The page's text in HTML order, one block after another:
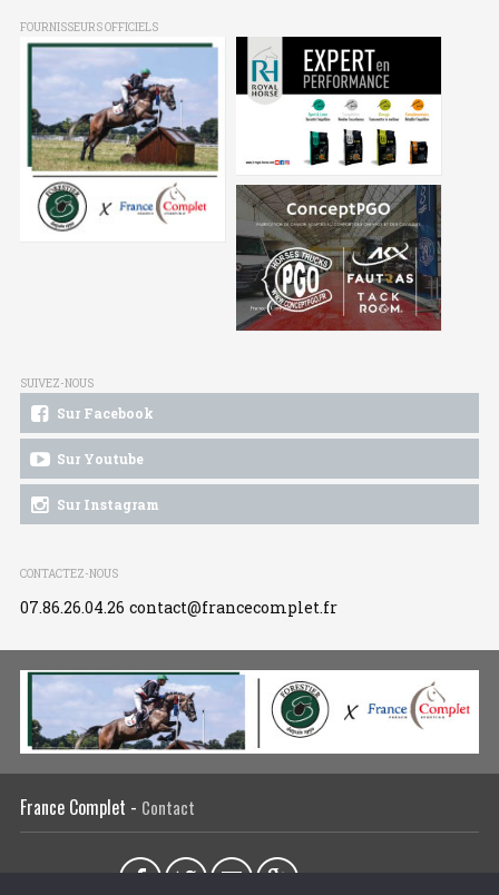
FOURNISSEURS OFFICIELS
SUIVEZ-NOUS
Sur Facebook
Sur Youtube
Sur Instagram
CONTACTEZ-NOUS
07.86.26.04.26 contact@francecomplet.fr
France Complet - Contact